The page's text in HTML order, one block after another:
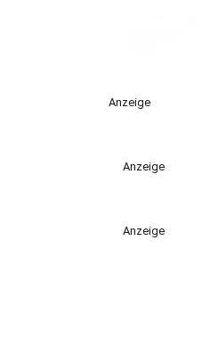
Anzeige
Anzeige
Anzeige